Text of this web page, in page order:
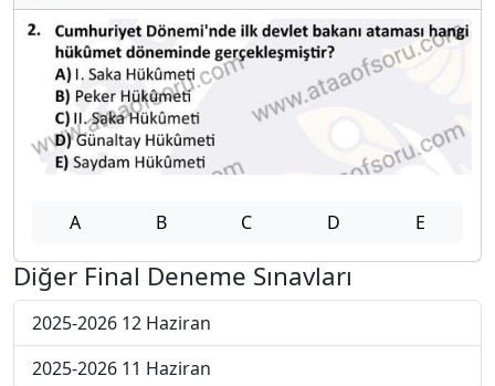
A B C D E
Diğer Final Deneme Sınavları
2025-2026 12 Haziran
2025-2026 11 Haziran